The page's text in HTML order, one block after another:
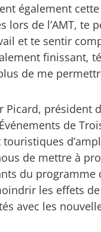
également
lors de l’AMT,
et te sentir
finissant,
de me
Picard, président
de
de mettre à
du
les effets
avec les